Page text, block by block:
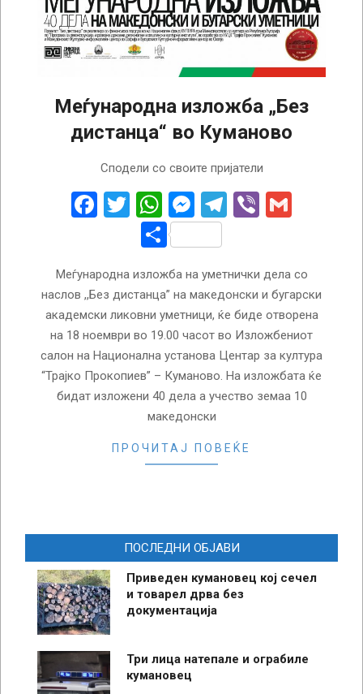
Меѓународна изложба „Без
дистанца“ во Куманово
Сподели со своите пријатели
Facebook
Twitter
WhatsApp
Messenger
Telegram
Viber
Share
Меѓународна изложба на уметнички дела со
наслов ,,Без дистанца” на македонски и бугарски
академски ликовни уметници, ќе биде отворена
на 18 ноември во 19.00 часот во Изложбениот
салон на Национална установа Центар за култура
“Трајко Прокопиев” – Куманово. На изложбата ќе
бидат изложени 40 дела а учество земаа 10
македонски
ПРОЧИТАЈ ПОВЕЌЕ
ПОСЛЕДНИ ОБЈАВИ
Приведен кумановец кој сечел
и товарел дрва без
документација
Три лица натепале и ограбиле
кумановец